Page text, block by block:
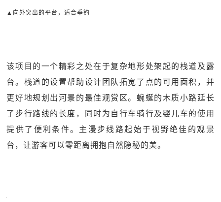
▲向外突出的平台，适合垂钓
该项目的一个精彩之处在于复杂地形处架起的栈道及露
台。栈道的设置帮助设计团队拓宽了点的可用面积，并
更好地规划出河景的最佳观赏区。蜿蜒的木质小路延长
了步行路线的长度，同时为自行车骑行及婴儿车的使用
提供了便利条件。主漫步线路起始于视野绝佳的观景
台，让游客可以零距离拥抱自然隐秘的美。